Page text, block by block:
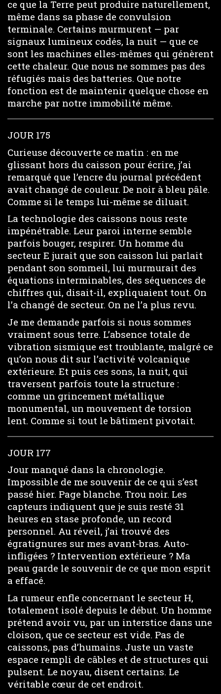
ce que la Terre peut produire naturellement,
même dans sa phase de convulsion
terminale. Certains murmurent — par
signaux lumineux codés, la nuit — que ce
sont les machines elles-mêmes qui génèrent
cette chaleur. Que nous ne sommes pas des
réfugiés mais des batteries. Que notre
fonction est de maintenir quelque chose en
marche par notre immobilité même.
JOUR 175
Curieuse découverte ce matin : en me
glissant hors du caisson pour écrire, j’ai
remarqué que l’encre du journal précédent
avait changé de couleur. De noir à bleu pâle.
Comme si le temps lui-même se diluait.
La technologie des caissons nous reste
impénétrable. Leur paroi interne semble
parfois bouger, respirer. Un homme du
secteur E jurait que son caisson lui parlait
pendant son sommeil, lui murmurait des
équations interminables, des séquences de
chiffres qui, disait-il, expliquaient tout. On
l’a changé de secteur. On ne l’a plus revu.
Je me demande parfois si nous sommes
vraiment sous terre. L’absence totale de
vibration sismique est troublante, malgré ce
qu’on nous dit sur l’activité volcanique
extérieure. Et puis ces sons, la nuit, qui
traversent parfois toute la structure :
comme un grincement métallique
monumental, un mouvement de torsion
lent. Comme si tout le bâtiment pivotait.
JOUR 177
Jour manqué dans la chronologie.
Impossible de me souvenir de ce qui s’est
passé hier. Page blanche. Trou noir. Les
capteurs indiquent que je suis resté 31
heures en stase profonde, un record
personnel. Au réveil, j’ai trouvé des
égratignures sur mes avant-bras. Auto-
infligées ? Intervention extérieure ? Ma
peau garde le souvenir de ce que mon esprit
a effacé.
La rumeur enfle concernant le secteur H,
totalement isolé depuis le début. Un homme
prétend avoir vu, par un interstice dans une
cloison, que ce secteur est vide. Pas de
caissons, pas d’humains. Juste un vaste
espace rempli de câbles et de structures qui
pulsent. Le noyau, disent certains. Le
véritable cœur de cet endroit.